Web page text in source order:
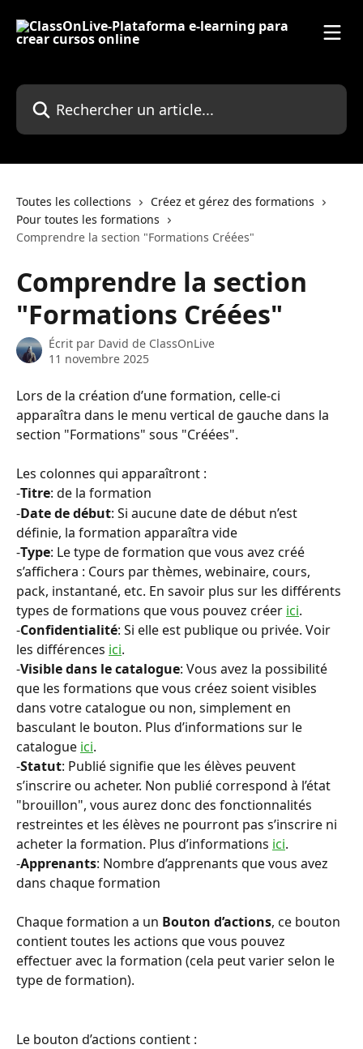
Rechercher un article...
Toutes les collections
Créez et gérez des formations
Pour toutes les formations
Comprendre la section "Formations Créées"
Comprendre la section
"Formations Créées"
Écrit par David de ClassOnLive
11 novembre 2025
Lors de la création d’une formation, celle-ci
apparaîtra dans le menu vertical de gauche dans la
section "Formations" sous "Créées".
Les colonnes qui apparaîtront :
-Titre: de la formation
-Date de début: Si aucune date de début n’est
définie, la formation apparaîtra vide
-Type: Le type de formation que vous avez créé
s’affichera : Cours par thèmes, webinaire, cours,
pack, instantané, etc. En savoir plus sur les différents
types de formations que vous pouvez créer ici.
-Confidentialité: Si elle est publique ou privée. Voir
les différences ici.
-Visible dans le catalogue: Vous avez la possibilité
que les formations que vous créez soient visibles
dans votre catalogue ou non, simplement en
basculant le bouton. Plus d’informations sur le
catalogue ici.
-Statut: Publié signifie que les élèves peuvent
s’inscrire ou acheter. Non publié correspond à l’état
"brouillon", vous aurez donc des fonctionnalités
restreintes et les élèves ne pourront pas s’inscrire ni
acheter la formation. Plus d’informations ici.
-Apprenants: Nombre d’apprenants que vous avez
dans chaque formation
Chaque formation a un Bouton d’actions, ce bouton
contient toutes les actions que vous pouvez
effectuer avec la formation (cela peut varier selon le
type de formation).
Le bouton d’actions contient :